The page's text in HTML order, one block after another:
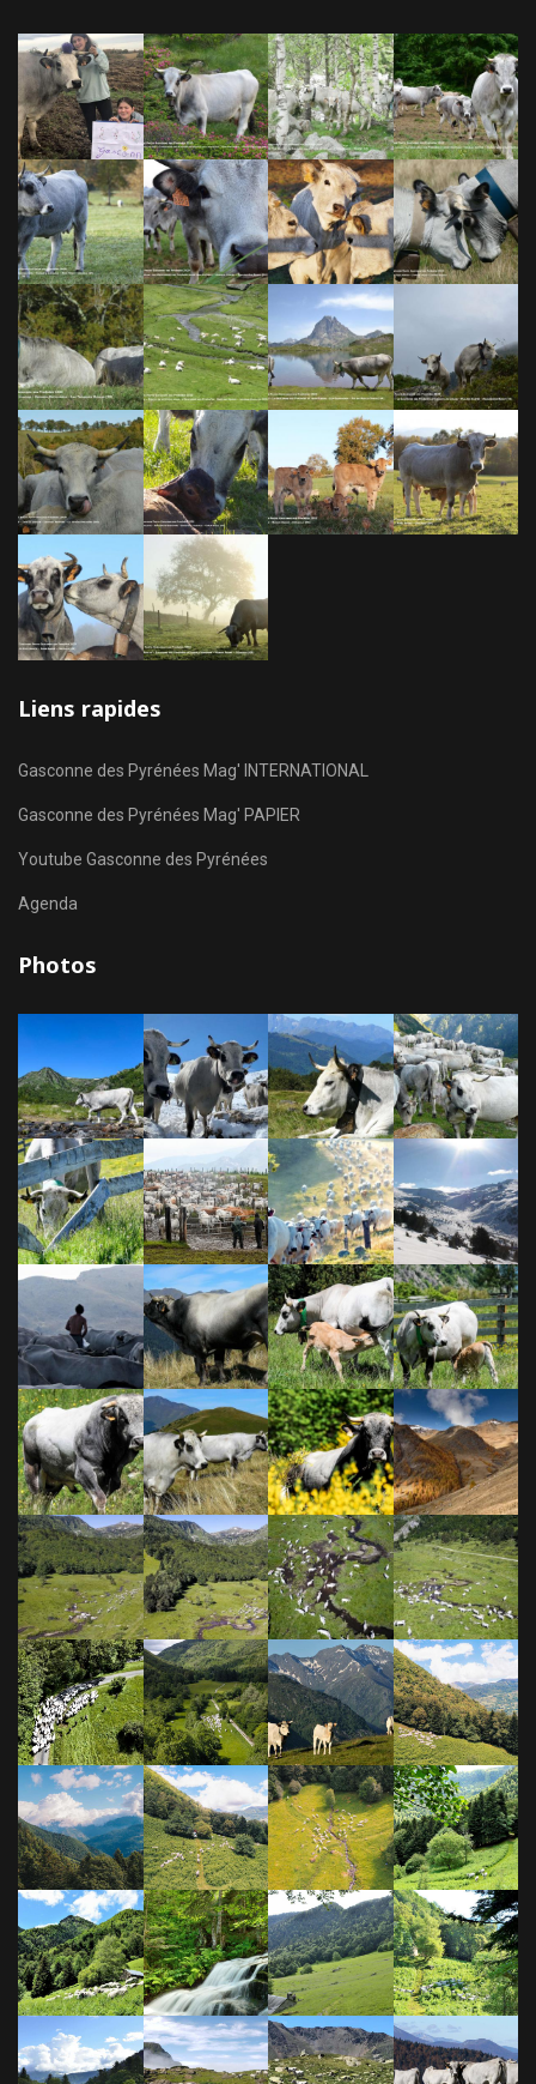
Liens rapides
Gasconne des Pyrénées Mag' INTERNATIONAL
Gasconne des Pyrénées Mag' PAPIER
Youtube Gasconne des Pyrénées
Agenda
Photos